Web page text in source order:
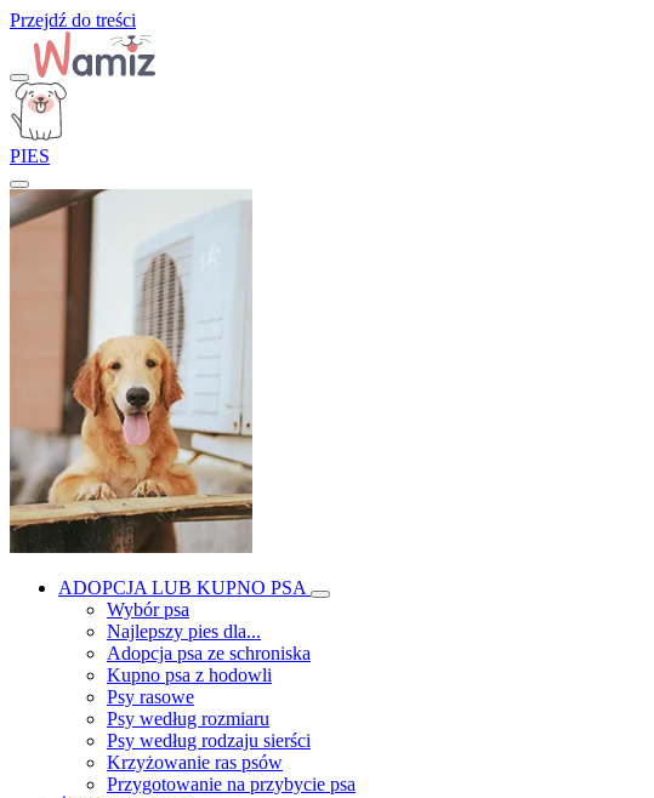
Przejdź do treści
PIES
ADOPCJA LUB KUPNO PSA
Wybór psa
Najlepszy pies dla...
Adopcja psa ze schroniska
Kupno psa z hodowli
Psy rasowe
Psy według rozmiaru
Psy według rodzaju sierści
Krzyżowanie ras psów
Przygotowanie na przybycie psa